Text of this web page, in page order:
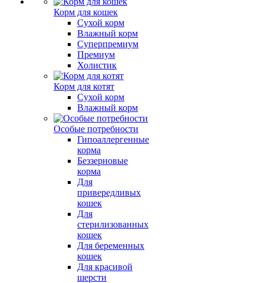
Корм для кошек
Сухой корм
Влажный корм
Суперпремиум
Премиум
Холистик
Корм для котят
Сухой корм
Влажный корм
Особые потребности
Гипоаллергенные
корма
Беззерновые
корма
Для
привередливых
кошек
Для
стерилизованных
кошек
Для беременных
кошек
Для красивой
шерсти